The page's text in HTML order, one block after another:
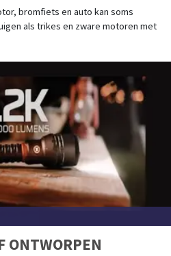
bromfiets en auto kan soms
als trikes en zware motoren met
ONTWORPEN